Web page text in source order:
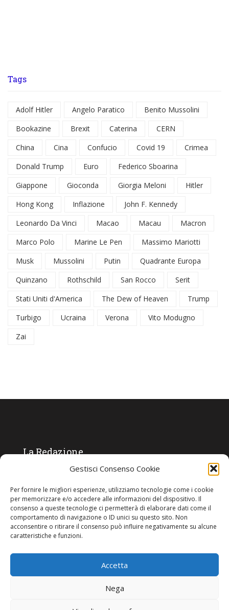
Gestisci Consenso Cookie
Per fornire le migliori esperienze, utilizziamo tecnologie come i cookie
per memorizzare e/o accedere alle informazioni del dispositivo. Il
consenso a queste tecnologie ci permetterà di elaborare dati come il
comportamento di navigazione o ID unici su questo sito. Non
acconsentire o ritirare il consenso può influire negativamente su alcune
caratteristiche e funzioni.
Accetta
Nega
Tags
Adolf Hitler Angelo Paratico
Benito Mussolini
Bookazine
Brexit Caterina
CERN
China
Cina Confucio Covid 19
Crimea
Donald Trump
Euro
Federico Sboarina
Giappone
Gioconda Giorgia Meloni
Hitler
Hong Kong
Inflazione
John F. Kennedy
Leonardo Da Vinci
Macao Macau
Macron
Marco Polo
Marine Le Pen
Massimo Mariotti
Musk
Mussolini Putin
Quadrante Europa
Quinzano
Rothschild San Rocco
Serit
Stati Uniti d'America
The Dew of Heaven
Trump
Turbigo
Ucraina Verona
Vito Modugno
Zai
La Redazione
Critica Letteraria:Ambrogio Bianchi
Vita Politica:Ermete Barbieri
Costume e moda:Ada Simoni